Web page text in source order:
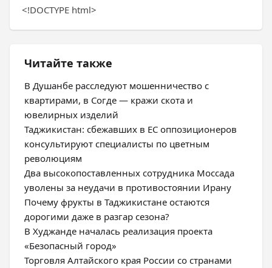
<!DOCTYPE html>
Читайте также
В Душанбе расследуют мошенничество с
квартирами, в Согде — кражи скота и
ювелирных изделий
Таджикистан: сбежавших в ЕС оппозиционеров
консультируют специалисты по цветным
революциям
Два высокопоставленных сотрудника Моссада
уволены за неудачи в противостоянии Ирану
Почему фрукты в Таджикистане остаются
дорогими даже в разгар сезона?
В Худжанде началась реализация проекта
«Безопасный город»
Торговля Алтайского края России со странами